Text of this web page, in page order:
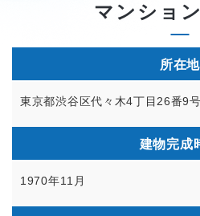
マンショ
所在地
東京都渋谷区代々木4丁目26番9号
建物完成
1970年11月